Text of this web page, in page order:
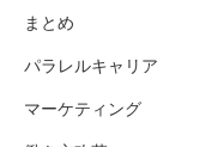
まとめ
パラレルキャリア
マーケティング